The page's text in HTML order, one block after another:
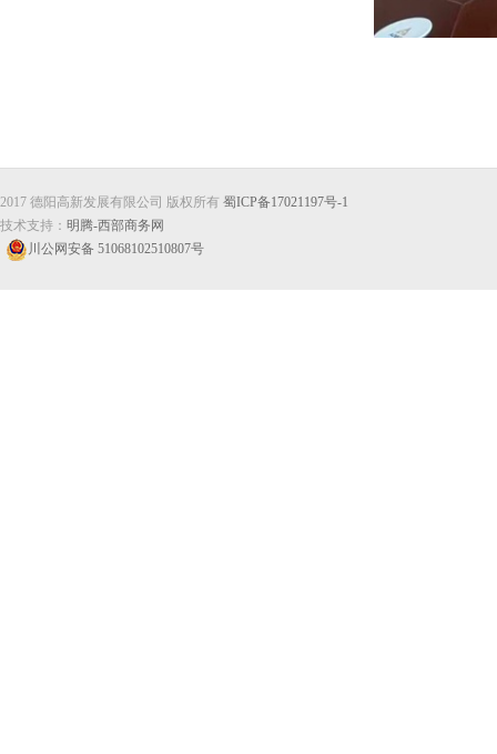
2017 德阳高新发展有限公司 版权所有 蜀ICP备17021197号-1
技术支持： 明腾-西部商务网
川公网安备 51068102510807号